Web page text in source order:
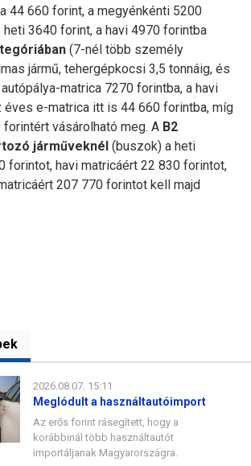
44 660 forint, a megyénkénti 5200
3640 forint, a havi 4970 forintba
(7-nél több személy
jármű, tehergépkocsi 3,5 tonnáig, és
matrica 7270 forintba, a havi
éves e-matrica itt is 44 660 forintba, míg
vásárolható meg. A B2
járműveknél (buszok) a heti
forintot, havi matricáért 22 830 forintot,
207 770 forintot kell majd
2026.08.07. 15:11
Meglódult a használtautóimport
Az erős forint rásegített, hogy a
korábbinál több használtautót
importáljanak Magyarországra.